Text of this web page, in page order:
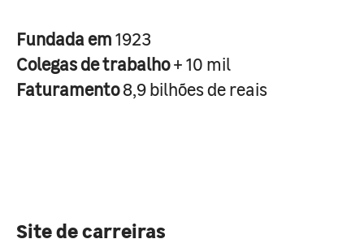
Fundada em1923
Colegas de trabalho+ 10 mil
Faturamento8,9 bilhões de reais
Site de carreiras